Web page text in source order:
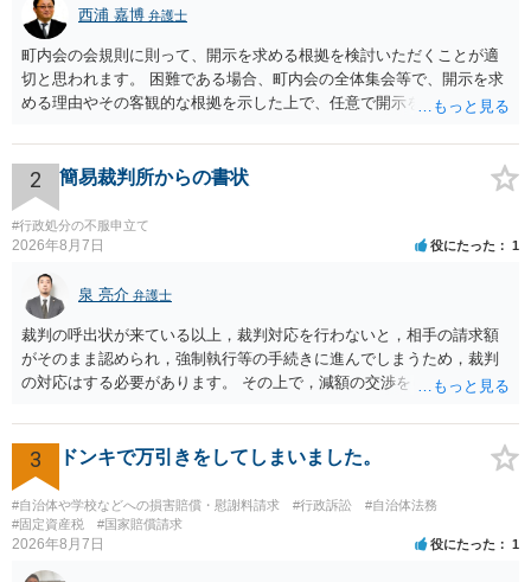
西浦 嘉博 弁護士
町内会の会規則に則って、開示を求める根拠を検討いただくことが適
切と思われます。 困難である場合、町内会の全体集会等で、開示を求
める理由やその客観的な根拠を示した上で、任意で開示を求めること
法律事務所での相談を検討ください。
2 簡易裁判所からの書状
#行政処分の不服申立て
2026年8月7日 役にたった 1
泉 亮介 弁護士
裁判の呼出状が来ている以上，裁判対応を行わないと，相手の請求額
がそのまま認められ，強制執行等の手続きに進んでしまうため，裁判
の対応はする必要があります。 その上で，減額の交渉をしたり，分割
ととなるかと思われます。 個別のご相談を希望される場合は，希望す
る弁護士に面談の予約を入れ日程調整の上で面談を行うと良いでしょ
う。
3 ドンキで万引きをしてしまいました。
#自治体や学校などへの損害賠償・慰謝料請求 #行政訴訟
#自治体法務
#固定資産税
#国家賠償請求
2026年8月7日 役にたった 1